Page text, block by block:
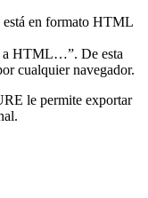
en formato HTML
a HTML…”. De esta
cualquier navegador.
le permite exportar